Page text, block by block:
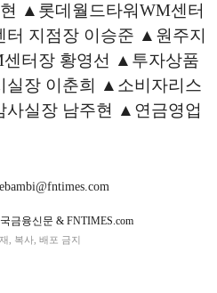
▲롯데월드타워WM센터
지점장 이승준 ▲원주지
터장 황영선 ▲투자상품
장 이춘희 ▲소비자리스
실장 남주현 ▲연금영업
금융신문 & FNTIMES.com
, 복사, 배포 금지